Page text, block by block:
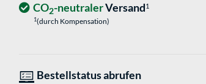
CO2-neutralerVersand1
1(durch Kompensation)
Bestellstatus abrufen